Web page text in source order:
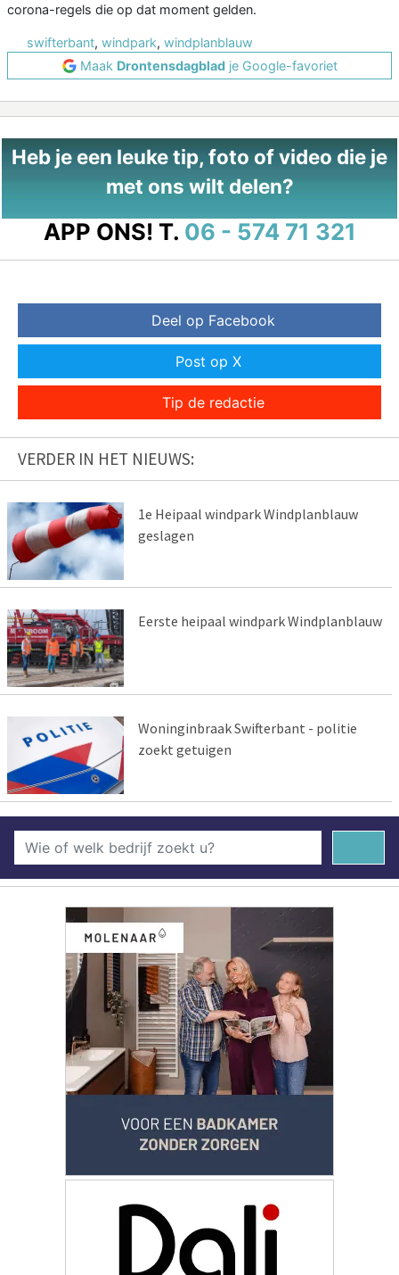
corona-regels die op dat moment gelden.
swifterbant, windpark, windplanblauw
Maak Drontensdagbladje Google-favoriet
Heb je een leuke tip, foto of video die je
met ons wilt delen?
APP ONS! T. 06 - 574 71 321
Deel op Facebook
Post op X
Tip de redactie
VERDER IN HET NIEUWS:
1e Heipaal windpark Windplanblauw
geslagen
Eerste heipaal windpark Windplanblauw
Woninginbraak Swifterbant - politie
zoekt getuigen